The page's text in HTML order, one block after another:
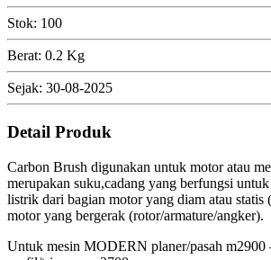
Stok: 100
Berat: 0.2 Kg
Sejak: 30-08-2025
Detail Produk
Carbon Brush digunakan untuk motor atau
merupakan suku,cadang yang berfungsi
listrik dari bagian motor yang diam atau statis
motor yang bergerak (rotor/armature/angker).
Untuk mesin MODERN planer/pasah m2900